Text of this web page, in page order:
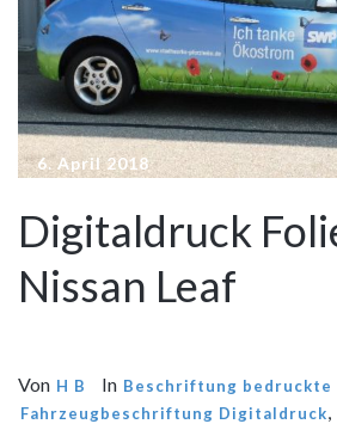
6. April 2018
Digitaldruck
Nissan Leaf
Von H B In Beschriftung bedruckte
Fahrzeugbeschriftung Digitaldruck